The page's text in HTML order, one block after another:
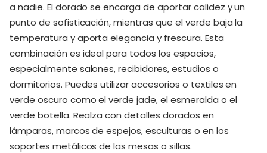
a nadie. El dorado se encarga de aportar calidez y un
punto de sofisticación, mientras que el verde baja la
temperatura y aporta elegancia y frescura. Esta
combinación es ideal para todos los espacios,
especialmente salones, recibidores, estudios o
dormitorios. Puedes utilizar accesorios o textiles en
verde oscuro como el verde jade, el esmeralda o el
verde botella. Realza con detalles dorados en
lámparas, marcos de espejos, esculturas o en los
soportes metálicos de las mesas o sillas.